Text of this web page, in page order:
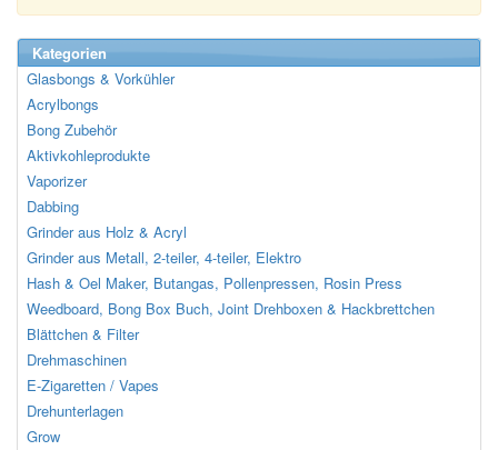
Kategorien
Glasbongs & Vorkühler
Acrylbongs
Bong Zubehör
Aktivkohleprodukte
Vaporizer
Dabbing
Grinder aus Holz & Acryl
Grinder aus Metall, 2-teiler, 4-teiler, Elektro
Hash & Oel Maker, Butangas, Pollenpressen, Rosin Press
Weedboard, Bong Box Buch, Joint Drehboxen & Hackbrettchen
Blättchen & Filter
Drehmaschinen
E-Zigaretten / Vapes
Drehunterlagen
Grow